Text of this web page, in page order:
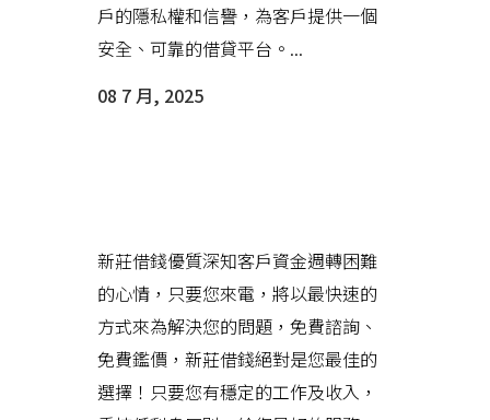
戶的隱私權和信譽，為客戶提供一個
安全、可靠的借貸平台。...
08 7 月, 2025
新莊借錢優質深知客戶資金週轉困難
的心情，只要您來電，將以最快速的
方式來為解決您的問題，免費諮詢、
免費鑑價，新莊借錢絕對是您最佳的
選擇！只要您有穩定的工作及收入，